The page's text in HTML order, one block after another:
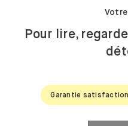
Pour lire,
Garantie